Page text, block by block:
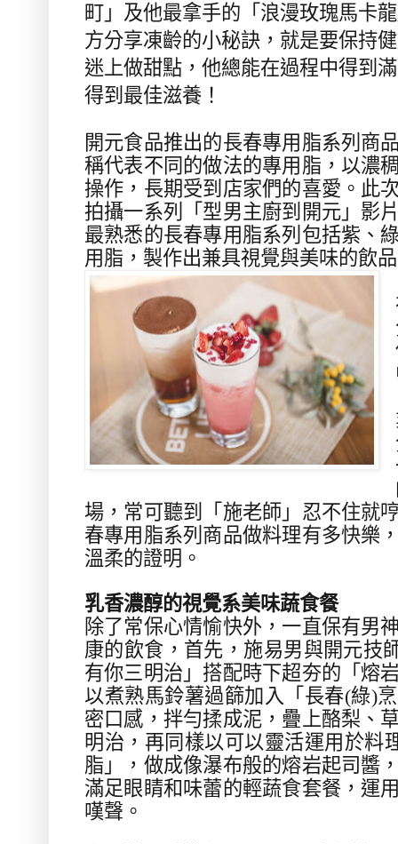
町」及他最拿手的「浪漫玫瑰馬卡
方分享凍齡的小秘訣，就是要保持
迷上做甜點，他總能在過程中得到
得到最佳滋養！
開元食品推出的長春專用脂系列商
稱代表不同的做法的專用脂，以濃
操作，長期受到店家們的喜愛。此
拍攝一系列「型男主廚到開元」影
最熟悉的長春專用脂系列包括紫、
用脂，製作出兼具視覺與美味的飲
場，常可聽到「施老師」忍不住就
春專用脂系列商品做料理有多快樂
溫柔的證明。
乳香濃醇的視覺系美味蔬食餐
除了常保心情愉快外，一直保有男
康的飲食，首先，施易男與開元技
有你三明治」搭配時下超夯的「熔
以煮熟馬鈴薯過篩加入「長春(綠)
密口感，拌勻揉成泥，疊上酪梨、
明治，再同樣以可以靈活運用於料
脂」，做成像瀑布般的熔岩起司醬
滿足眼睛和味蕾的輕蔬食套餐，運
嘆聲。